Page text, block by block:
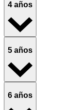
4 años
5 años
6 años